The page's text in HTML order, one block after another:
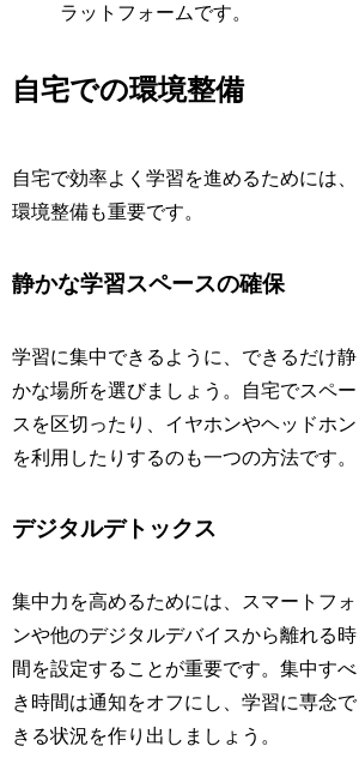
ラットフォームです。
自宅での環境整備
自宅で効率よく学習を進めるためには、
環境整備も重要です。
静かな学習スペースの確保
学習に集中できるように、できるだけ静
かな場所を選びましょう。自宅でスペー
スを区切ったり、イヤホンやヘッドホン
を利用したりするのも一つの方法です。
デジタルデトックス
集中力を高めるためには、スマートフォ
ンや他のデジタルデバイスから離れる時
間を設定することが重要です。集中すべ
き時間は通知をオフにし、学習に専念で
きる状況を作り出しましょう。